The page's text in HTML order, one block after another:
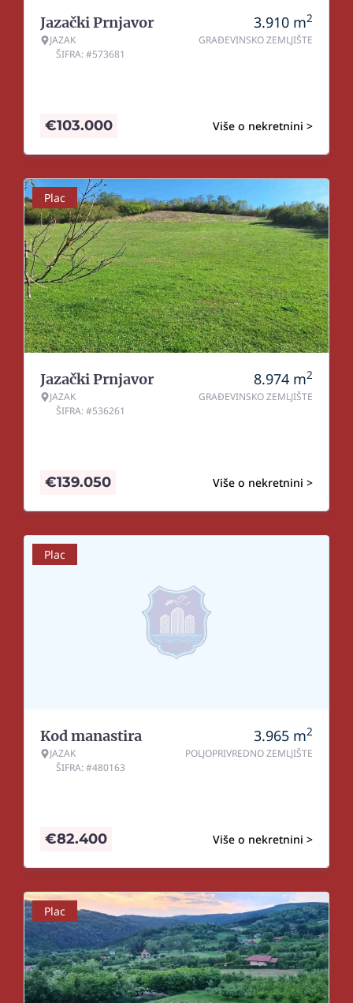
Jazački Prnjavor
JAZAK
ŠIFRA: #573681
3.910 m2
GRAĐEVINSKO ZEMLJIŠTE
Više o nekretnini >
€103.000
Plac
Jazački Prnjavor
JAZAK
ŠIFRA: #536261
8.974 m2
GRAĐEVINSKO ZEMLJIŠTE
Više o nekretnini >
€139.050
Plac
Kod manastira
JAZAK
ŠIFRA: #480163
3.965 m2
POLJOPRIVREDNO ZEMLJIŠTE
Više o nekretnini >
€82.400
Plac